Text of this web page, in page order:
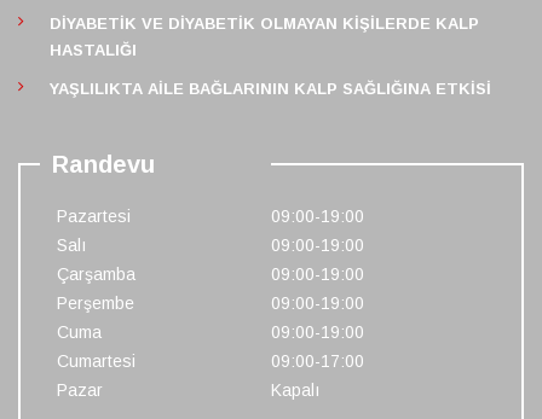
DIYABETIK VE DIYABETIK OLMAYAN KIŞILERDE KALP
HASTALIĞI
YAŞLILIKTA AILE BAĞLARININ KALP SAĞLIĞINA ETKISI
Randevu
Pazartesi
09:00-19:00
Salı
09:00-19:00
Çarşamba
09:00-19:00
Perşembe
09:00-19:00
Cuma
09:00-19:00
Cumartesi
09:00-17:00
Pazar
Kapalı